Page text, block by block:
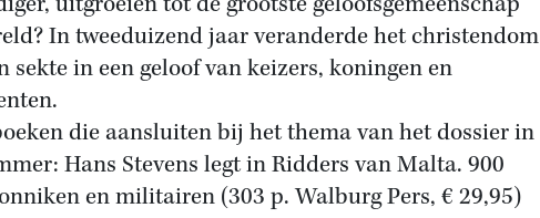
In tweeduizend jaar veranderde het christendom
sekte in een geloof van keizers, koningen en
die aansluiten bij het thema van het dossier in
Hans Stevens legt in Ridders van Malta. 900
en militairen (303 p. Walburg Pers, € 29,95)